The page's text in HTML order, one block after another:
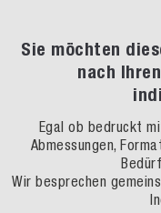
Sie möchten
nach
Egal ob bedruckt
Abmessungen,
Wir besprechen